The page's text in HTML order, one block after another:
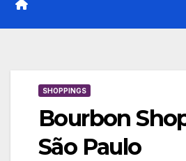
SHOPPINGS
Bourbon
São Paulo